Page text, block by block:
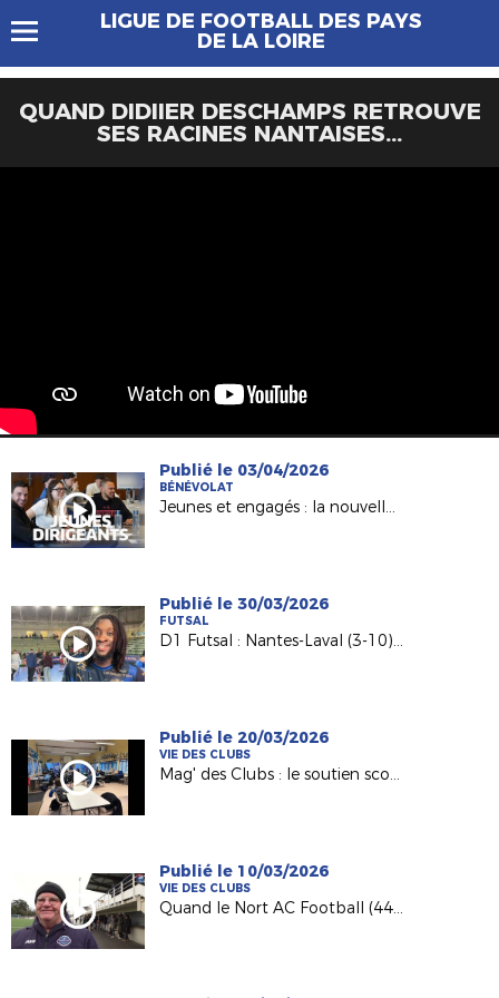
LIGUE DE FOOTBALL DES PAYS
DE LA LOIRE
QUAND DIDIIER DESCHAMPS RETROUVE
SES RACINES NANTAISES...
Publié le 03/04/2026
BÉNÉVOLAT
Jeunes et engagés : la nouvelle génération de dirigeants
Publié le 30/03/2026
FUTSAL
D1 Futsal : Nantes-Laval (3-10), les réactions d’après match
Publié le 20/03/2026
VIE DES CLUBS
Mag' des Clubs : le soutien scolaire au sein de l'AS Saint-Hilaire Vihiers Saint-Paul
Publié le 10/03/2026
VIE DES CLUBS
Quand le Nort AC Football (44) recçoit des matches du Pôle Espoirs